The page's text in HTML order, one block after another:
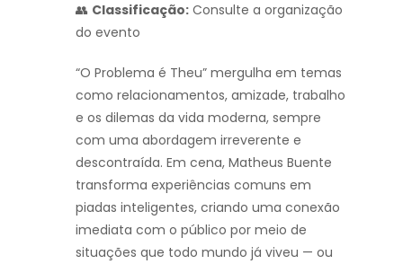
👥 Classificação: Consulte a organização
do evento
“O Problema é Theu” mergulha em temas
como relacionamentos, amizade, trabalho
e os dilemas da vida moderna, sempre
com uma abordagem irreverente e
descontraída. Em cena, Matheus Buente
transforma experiências comuns em
piadas inteligentes, criando uma conexão
imediata com o público por meio de
situações que todo mundo já viveu — ou